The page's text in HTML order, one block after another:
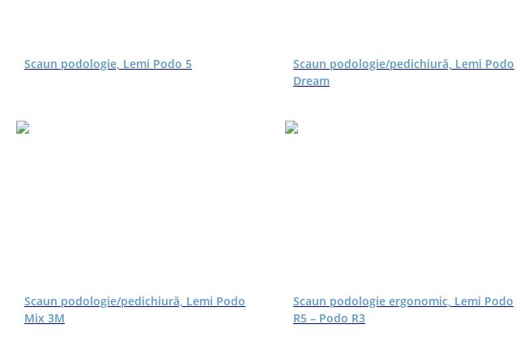
Scaun podologie, Lemi Podo 5
Scaun podologie/pedichiură, Lemi Podo
Dream
Scaun podologie/pedichiură, Lemi Podo
Mix 3M
Scaun podologie ergonomic, Lemi Podo
R5 – Podo R3